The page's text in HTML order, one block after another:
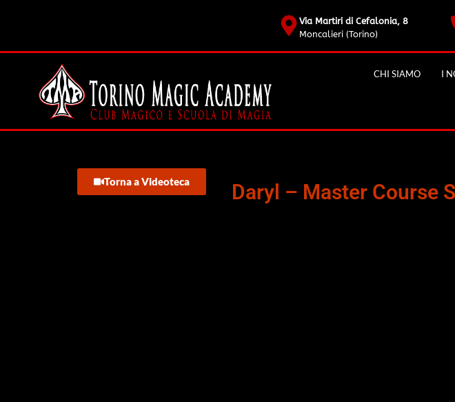
Via Martiri di Cefalonia, 8
Moncalieri (Torino)
CHI SIAMO I
Torna a Videoteca Daryl – Master Course